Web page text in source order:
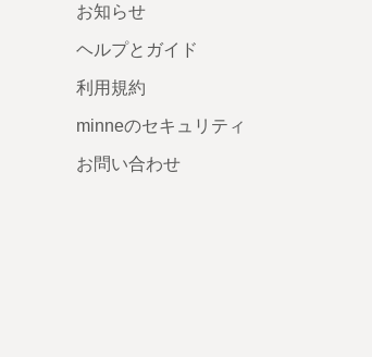
お知らせ
ヘルプとガイド
利用規約
minneのセキュリティ
お問い合わせ